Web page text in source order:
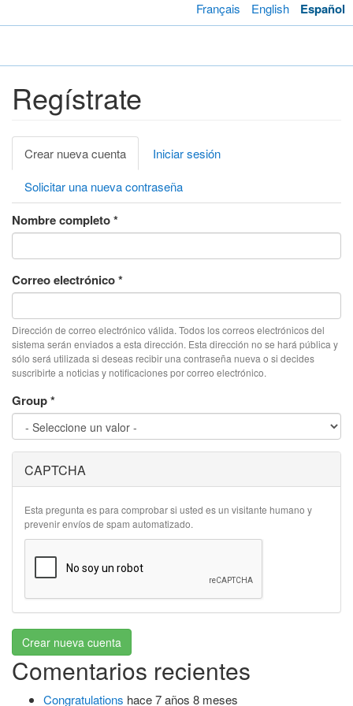
al
Français English Español
Regístrate
Solapas
principales
Crear nueva cuenta (solapa
activa)
Iniciar sesión
Solicitar una nueva contraseña
Nombre completo*
Correo electrónico*
Dirección de correo electrónico válida. Todos los correos electrónicos del
sistema serán enviados a esta dirección. Esta dirección no se hará pública y
sólo será utilizada si deseas recibir una contraseña nueva o si decides
suscribirte a noticias y notificaciones por correo electrónico.
Group*
CAPTCHA
Esta pregunta es para comprobar si usted es un visitante humano y
prevenir envíos de spam automatizado.
Crear nueva cuenta
Comentarios recientes
Congratulations hace 7 años 8 meses